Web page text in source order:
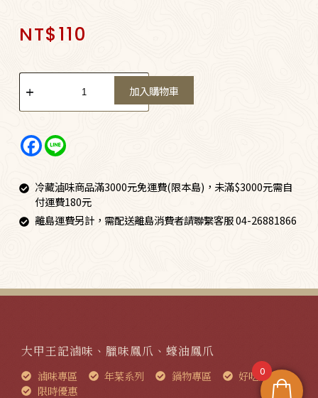
NT$110
加入購物車
冷藏滷味商品滿3000元免運費(限本島)，未滿$3000元需自
付運費180元
離島運費另計，需配送離島消費者請聯繫客服 04-26881866
大甲王記滷味、臘味鳳爪、蠔油鳳爪
滷味專區 年菜系列 鍋物專區
好吃的粽子
限時優惠
0